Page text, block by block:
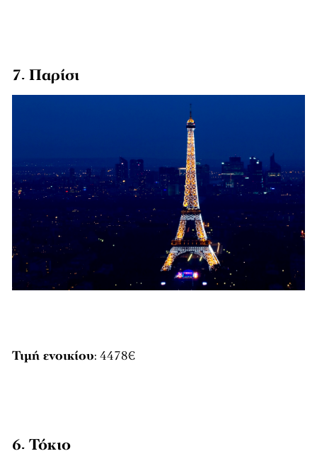
7. Παρίσι
Τιμή ενοικίου: 4478€
6. Τόκιο